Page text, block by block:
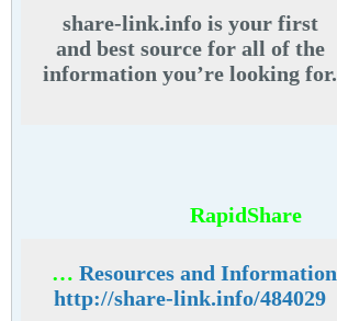
share-link.info is your first
and best source for all of the
information you’re looking for.
RapidShare
share-link.info - share link Resources and Information.
http://share-link.info/484029